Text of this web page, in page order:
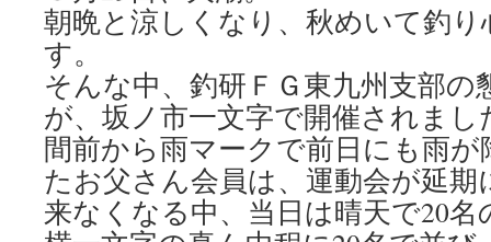
朝晩と涼しくなり、秋めいて釣
す。
そんな中、釣研ＦＧ東九州支部の
が、坂ノ市一文字で開催されまし
間前から雨マークで前日にも雨
たお父さん会員は、運動会が延
来なくなる中、当日は晴天で20名